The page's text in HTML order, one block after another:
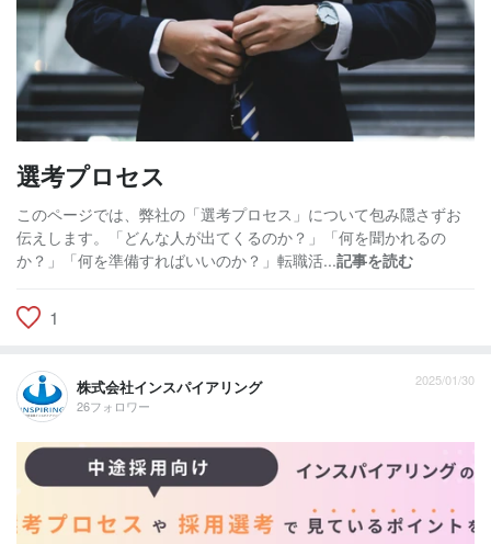
選考プロセス
このページでは、弊社の「選考プロセス」について包み隠さずお
伝えします。「どんな人が出てくるのか？」「何を聞かれるの
か？」「何を準備すればいいのか？」転職活...記事を読む
1
株式会社インスパイアリング
26フォロワー
2025/01/30